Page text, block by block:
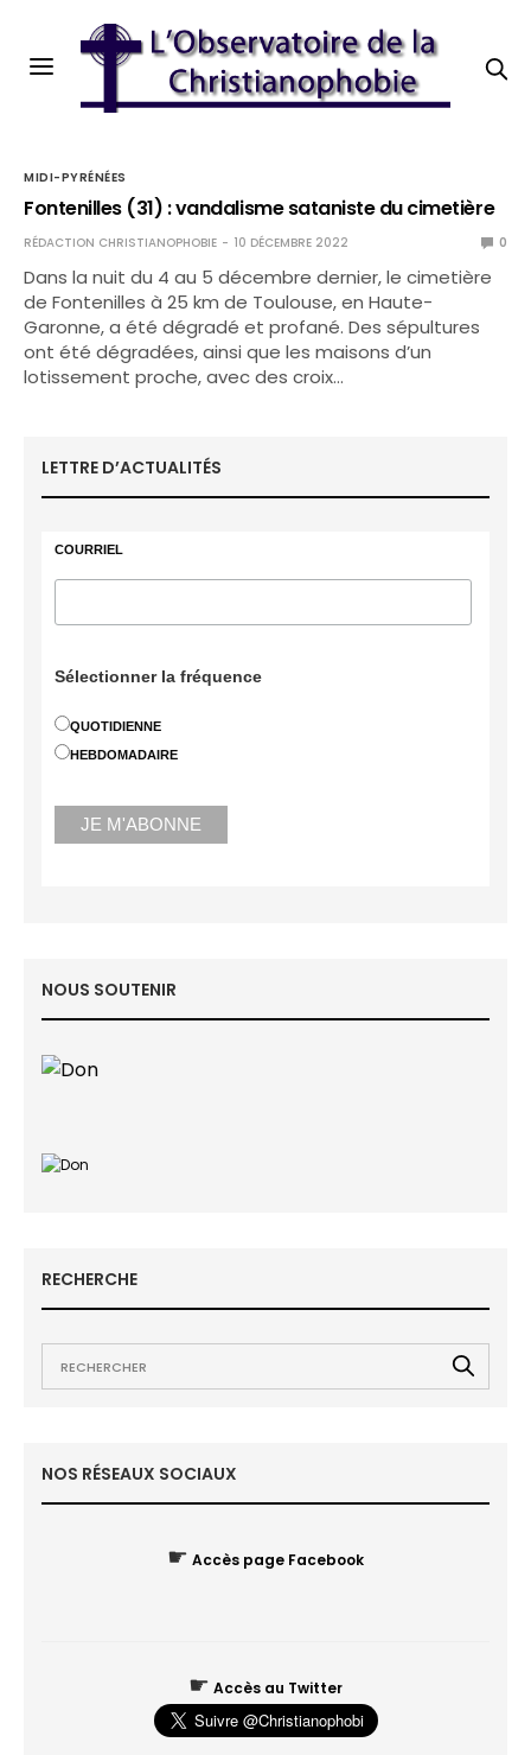
MIDI-PYRÉNÉES
Fontenilles (31) : vandalisme sataniste du cimetière
RÉDACTION CHRISTIANOPHOBIE 10 DÉCEMBRE 2022 0
Dans la nuit du 4 au 5 décembre dernier, le cimetière
de Fontenilles à 25 km de Toulouse, en Haute-
Garonne, a été dégradé et profané. Des sépultures
ont été dégradées, ainsi que les maisons d’un
lotissement proche, avec des croix…
LETTRE D’ACTUALITÉS
COURRIEL
Sélectionner la fréquence
QUOTIDIENNE
HEBDOMADAIRE
NOUS SOUTENIR
RECHERCHE
NOS RÉSEAUX SOCIAUX
☛ Accès page Facebook
☛ Accès au Twitter